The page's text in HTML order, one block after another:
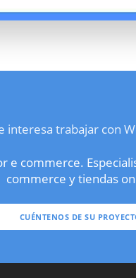
interesa trabajar con
e commerce.
commerce y tiendas
CUÉNTENOS DE SU